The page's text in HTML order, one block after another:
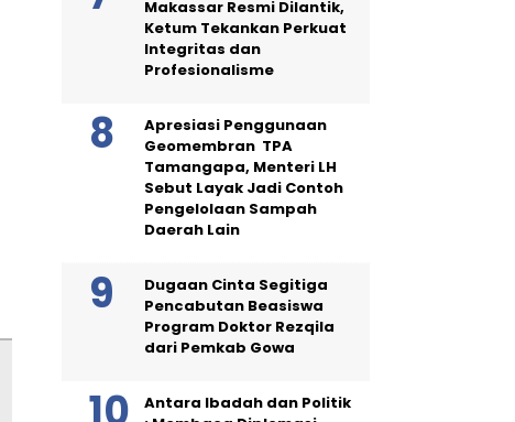
Makassar Resmi Dilantik,
Ketum Tekankan Perkuat
Integritas dan
Profesionalisme
Apresiasi Penggunaan
Geomembran TPA
Tamangapa, Menteri LH
Sebut Layak Jadi Contoh
Pengelolaan Sampah
Daerah Lain
Dugaan Cinta Segitiga
Pencabutan Beasiswa
Program Doktor Rezqila
dari Pemkab Gowa
Antara Ibadah dan Politik